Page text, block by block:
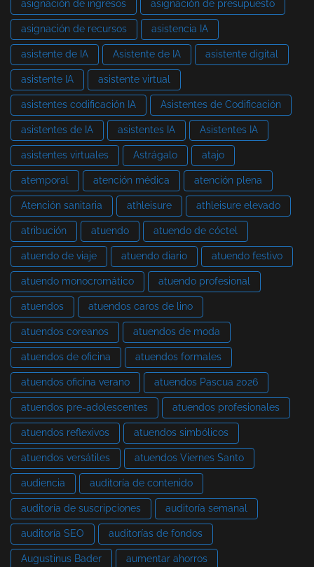
asignación de ingresos asignación de presupuesto
asignación de recursos asistencia IA
asistente de IA Asistente de IA asistente digital
asistente IA asistente virtual
asistentes codificación IA Asistentes de Codificación
asistentes de IA asistentes IA Asistentes IA
asistentes virtuales Astrágalo atajo
atemporal atención médica atención plena
Atención sanitaria athleisure athleisure elevado
atribución atuendo atuendo de cóctel
atuendo de viaje atuendo diario atuendo festivo
atuendo monocromático atuendo profesional
atuendos atuendos caros de lino
atuendos coreanos atuendos de moda
atuendos de oficina atuendos formales
atuendos oficina verano atuendos Pascua 2026
atuendos pre-adolescentes atuendos profesionales
atuendos reflexivos atuendos simbólicos
atuendos versátiles atuendos Viernes Santo
audiencia auditoría de contenido
auditoría de suscripciones auditoría semanal
auditoría SEO auditorías de fondos
Augustinus Bader aumentar ahorros